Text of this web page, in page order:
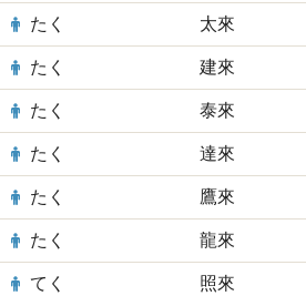
たく 太來
たく 建來
たく 泰來
たく 達來
たく 鷹來
たく 龍來
てく 照來